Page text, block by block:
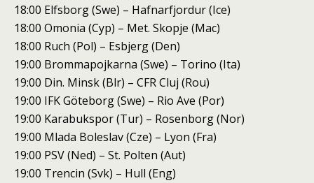
18:00 Elfsborg (Swe) – Hafnarfjordur (Ice)
18:00 Omonia (Cyp) – Met. Skopje (Mac)
18:00 Ruch (Pol) – Esbjerg (Den)
19:00 Brommapojkarna (Swe) – Torino (Ita)
19:00 Din. Minsk (Blr) – CFR Cluj (Rou)
19:00 IFK Göteborg (Swe) – Rio Ave (Por)
19:00 Karabukspor (Tur) – Rosenborg (Nor)
19:00 Mlada Boleslav (Cze) – Lyon (Fra)
19:00 PSV (Ned) – St. Polten (Aut)
19:00 Trencin (Svk) – Hull (Eng)